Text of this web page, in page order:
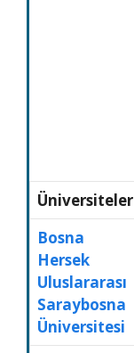
Üniversiteler
Bosna
Hersek
Uluslararası
Saraybosna
Üniversitesi